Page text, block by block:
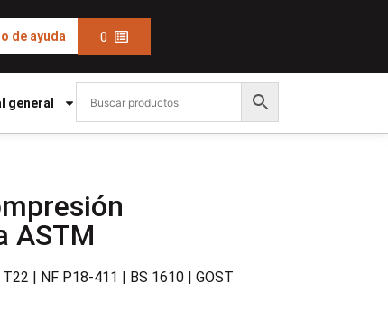
de ayuda 0
general
ASTM
| NF P18-411 | BS 1610 | GOST